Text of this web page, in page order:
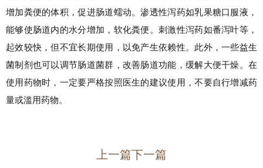
增加粪便的体积，促进肠道蠕动。渗透性泻药如乳果糖口服液，
能够使肠道内的水分增加，软化粪便。刺激性泻药如番泻叶等，
起效较快，但不宜长期使用，以免产生依赖性。此外，一些益生
菌制剂也可以调节肠道菌群，改善肠道功能，缓解大便干燥。在
使用药物时，一定要严格按照医生的建议使用，不要自行增减药
量或滥用药物。
上一篇下一篇